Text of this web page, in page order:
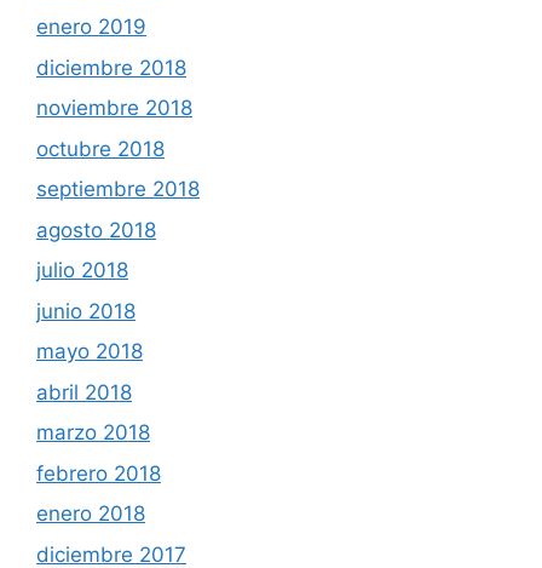
enero 2019
diciembre 2018
noviembre 2018
octubre 2018
septiembre 2018
agosto 2018
julio 2018
junio 2018
mayo 2018
abril 2018
marzo 2018
febrero 2018
enero 2018
diciembre 2017